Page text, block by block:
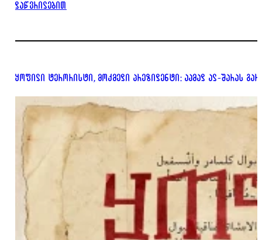
დაწვრილებით
ყოფილი ტერორისტი, მოქმედი პრეზიდენტი: აჰმად ალ-შარას